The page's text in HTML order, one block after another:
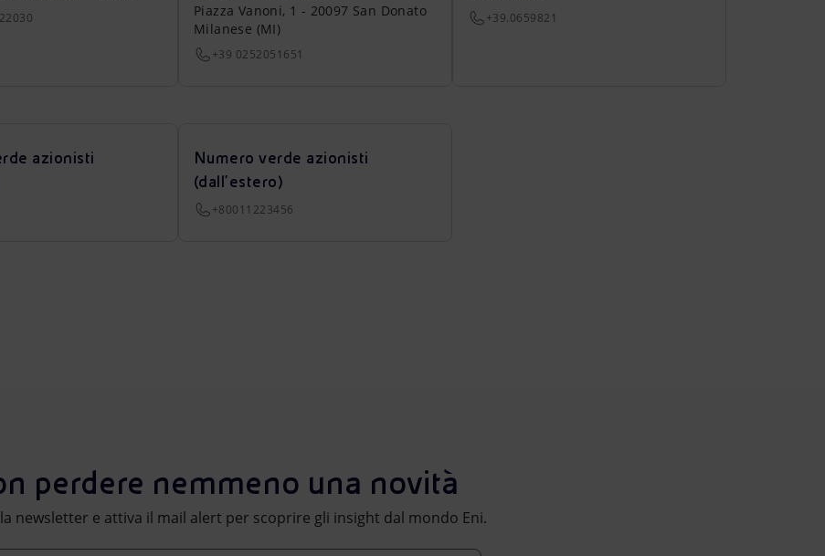
Piazza Vanoni, 1 - 20097 San Donato
Milanese (MI)
+39 0252051651
+39.0659821
azionisti
Numero verde azionisti
(dall’estero)
+80011223456
perdere nemmeno una novità
newsletter e attiva il mail alert per scoprire gli insight dal mondo Eni.